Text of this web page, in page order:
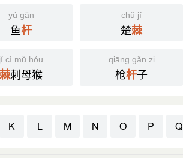
yú gǎn
鱼杆
chǔ jí
楚棘
jí cì mǔ hóu
棘刺母猴
qiāng gǎn zi
枪杆子
K L M N O P Q